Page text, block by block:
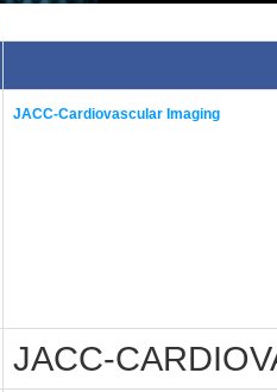
JACC-Cardiovascular Imaging
JACC-